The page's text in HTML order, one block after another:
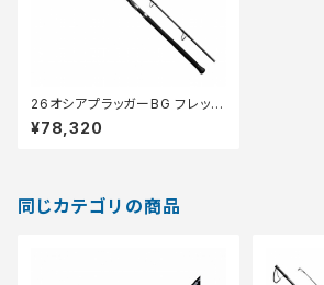
26オシアプラッガーBG フレック
スエナジー S83H
¥78,320
同じカテゴリの商品